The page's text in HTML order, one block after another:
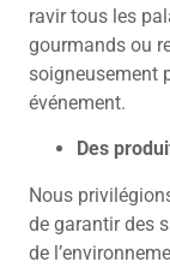
ravir tous les
gourmands ou
soigneusement
événement.
Des
Nous
de garantir des
de